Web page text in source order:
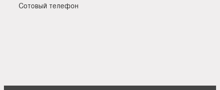
Сотовый телефон